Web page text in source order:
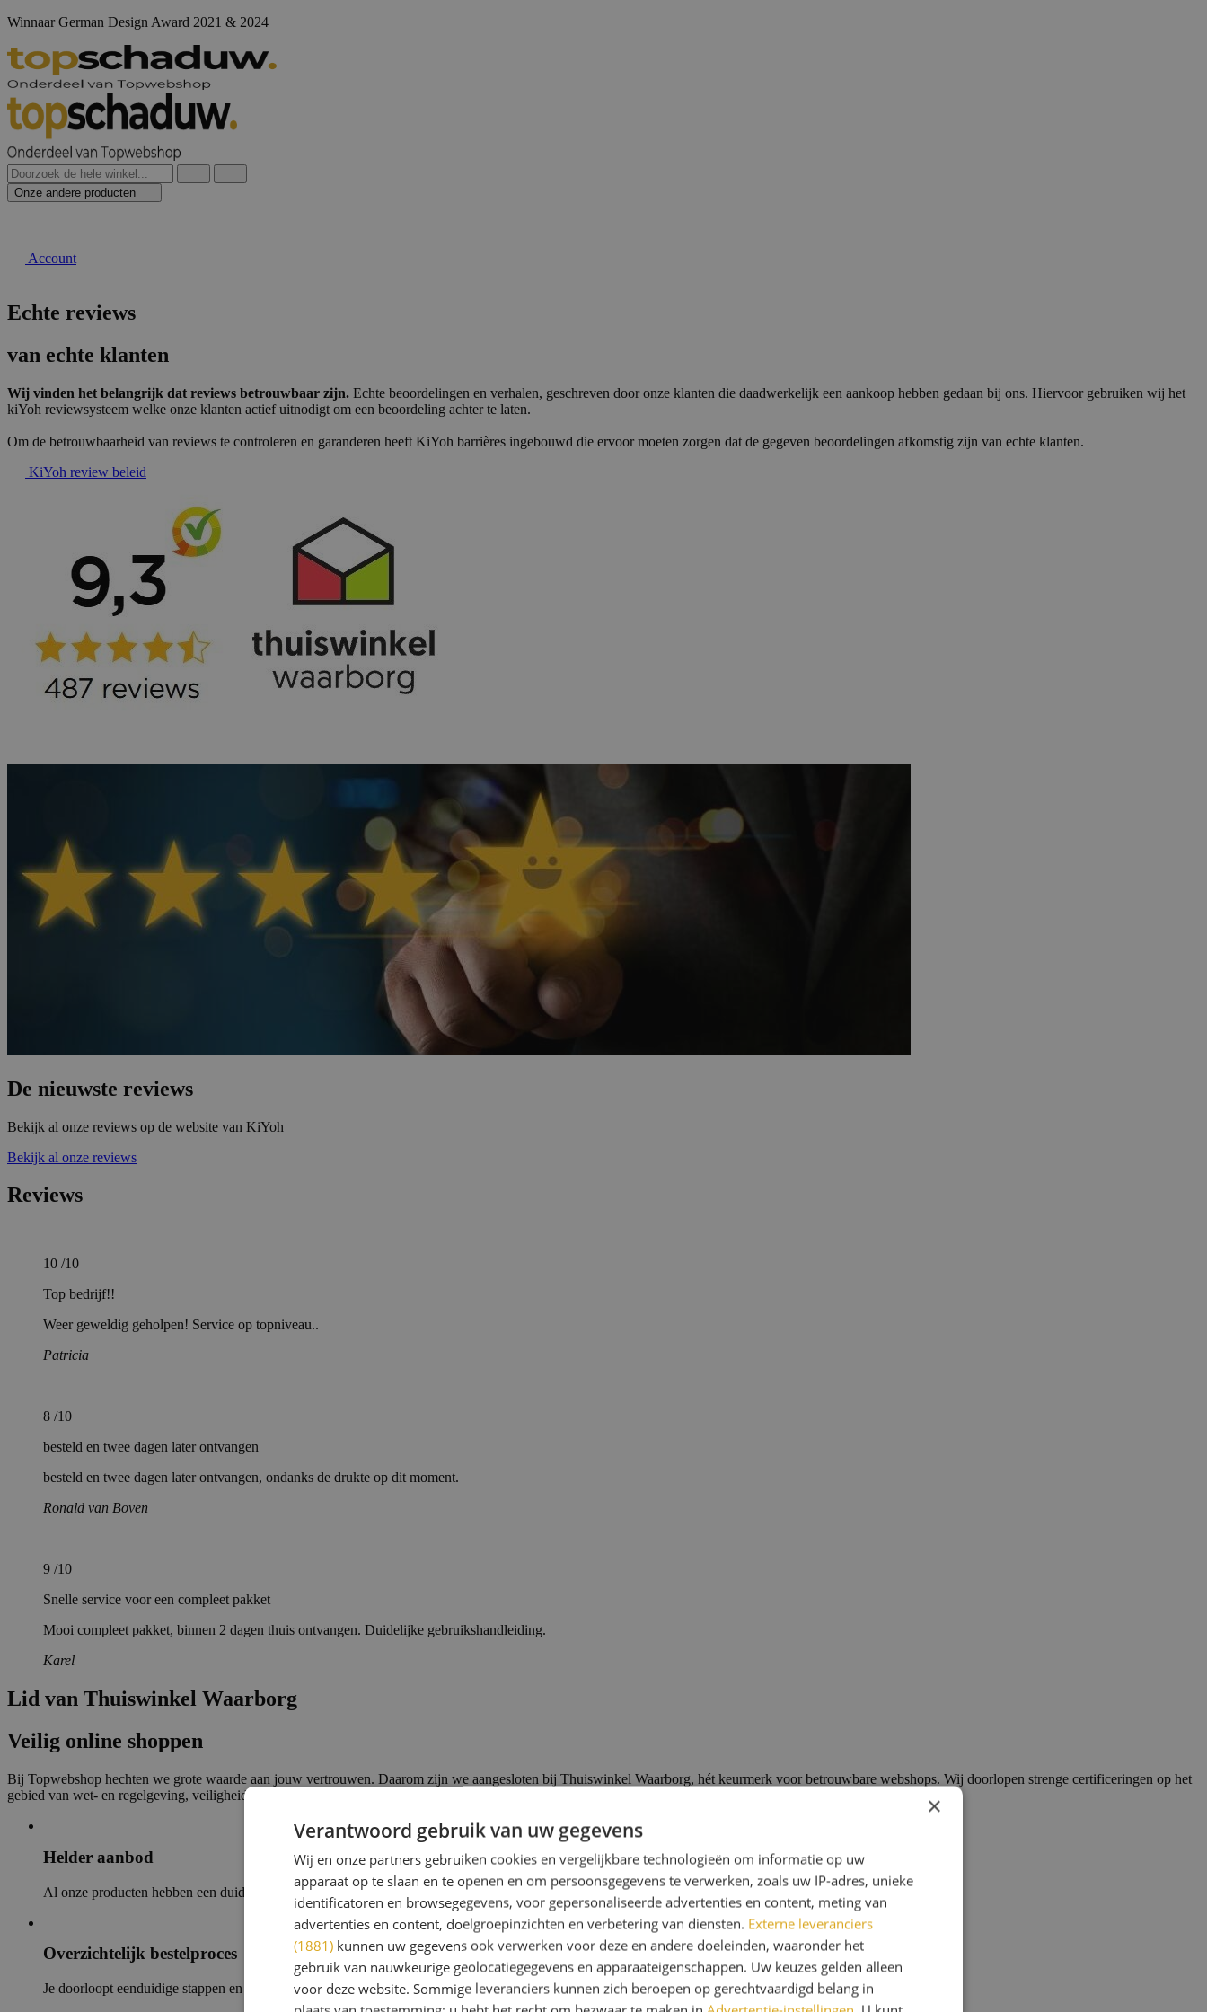
Winnaar German Design Award 2021 & 2024
Onze andere producten
Account
Echte reviews
van echte klanten
Wij vinden het belangrijk dat reviews betrouwbaar zijn. Echte beoordelingen en verhalen, geschreven door onze klanten die daadwerkelijk een aankoop hebben gedaan bij ons. Hiervoor gebruiken wij het
kiYoh reviewsysteem welke onze klanten actief uitnodigt om een beoordeling achter te laten.
Om de betrouwbaarheid van reviews te controleren en garanderen heeft KiYoh barrières ingebouwd die ervoor moeten zorgen dat de gegeven beoordelingen afkomstig zijn van echte klanten.
KiYoh review beleid
De nieuwste reviews
Bekijk al onze reviews op de website van KiYoh
Bekijk al onze reviews
Reviews
10 /10
Top bedrijf!!
Weer geweldig geholpen! Service op topniveau..
Patricia
8 /10
besteld en twee dagen later ontvangen
besteld en twee dagen later ontvangen, ondanks de drukte op dit moment.
Ronald van Boven
9 /10
Snelle service voor een compleet pakket
Mooi compleet pakket, binnen 2 dagen thuis ontvangen. Duidelijke gebruikshandleiding.
Karel
Lid van Thuiswinkel Waarborg
Veilig online shoppen
Bij Topwebshop hechten we grote waarde aan jouw vertrouwen. Daarom zijn we aangesloten bij Thuiswinkel Waarborg, hét keurmerk voor betrouwbare webshops. Wij doorlopen strenge certificeringen op het
gebied van wet- en regelgeving, veiligheid en financiële stabiliteit. Wat betekent dit voor jou?
Helder aanbod
Al onze producten hebben een duidelijke omschrijving die overeenkomt met de werkelijkheid.
Overzichtelijk bestelproces
Je doorloopt eenduidige stappen en kunt je bestelling nog corrigeren voordat je deze definitief plaatst.
×
Verantwoord gebruik van uw gegevens
Wij en onze partners gebruiken cookies en vergelijkbare technologieën om informatie op uw
apparaat op te slaan en te openen en om persoonsgegevens te verwerken, zoals uw IP-adres, unieke
identificatoren en browsegegevens, voor gepersonaliseerde advertenties en content, meting van
advertenties en content, doelgroepinzichten en verbetering van diensten. Externe leveranciers
(1881) kunnen uw gegevens ook verwerken voor deze en andere doeleinden, waaronder het
gebruik van nauwkeurige geolocatiegegevens en apparaateigenschappen. Uw keuzes gelden alleen
voor deze website. Sommige leveranciers kunnen zich beroepen op gerechtvaardigd belang in